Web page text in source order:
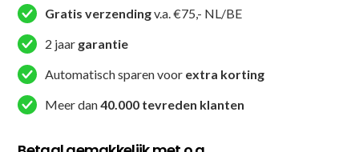
Approved
Zwart
aantal
Gratis verzendingv.a. €75,- NL/BE
2 jaar garantie
Automatisch sparen voor extra korting
Meer dan40.000 tevreden klanten